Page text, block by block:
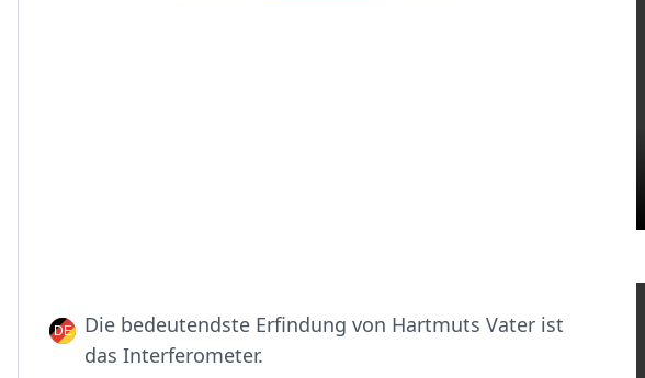
Die bedeutendste Erfindung von Hartmuts Vater ist
das Interferometer.